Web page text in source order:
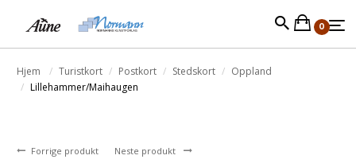
0
Hjem Turistkort Postkort Stedskort
Oppland
Lillehammer/Maihaugen
Forrige produkt Neste produkt